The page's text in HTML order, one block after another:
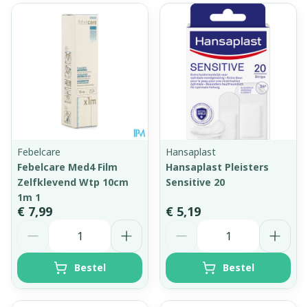
Febelcare
Febelcare Med4 Film
Zelfklevend Wtp 10cm
1m 1
€ 7,99
Bestel
Hansaplast
Hansaplast Pleisters
Sensitive 20
€ 5,19
Bestel